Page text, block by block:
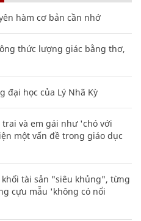
hàm cơ bản cần nhớ
thức lượng giác bằng thơ,
đại học của Lý Nhã Kỳ
và em gái như 'chó với
một vấn đề trong giáo dục
tài sản "siêu khủng", từng
cựu mẫu 'không có nổi